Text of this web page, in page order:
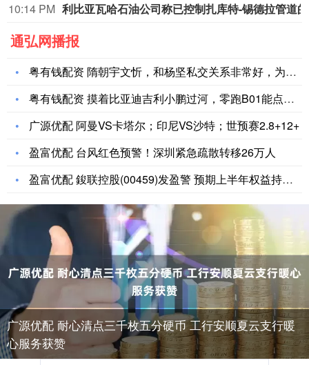
10:14 PM
通弘网播报
粤有钱配资 隋朝宇文忻，和杨坚私交关系非常好，为何最后以谋反
粤有钱配资 摸着比亚迪吉利小鹏过河，零跑B01能点燃三厢纯电
广源优配 阿曼VS卡塔尔；印尼VS沙特；世预赛2.8+12+
盈富优配 台风红色预警！深圳紧急疏散转移26万人
盈富优配 鋑联控股(00459)发盈警 预期上半年权益持有人
广源优配 耐心清点三千枚五分硬币 工行安顺夏云支行暖
心服务获赞